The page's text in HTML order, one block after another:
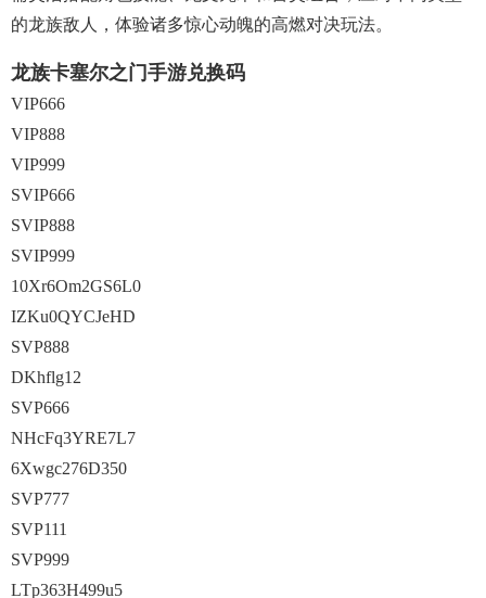
的龙族敌人，体验诸多惊心动魄的高燃对决玩法。
龙族卡塞尔之门手游兑换码
VIP666
VIP888
VIP999
SVIP666
SVIP888
SVIP999
10Xr6Om2GS6L0
IZKu0QYCJeHD
SVP888
DKhflg12
SVP666
NHcFq3YRE7L7
6Xwgc276D350
SVP777
SVP111
SVP999
LTp363H499u5